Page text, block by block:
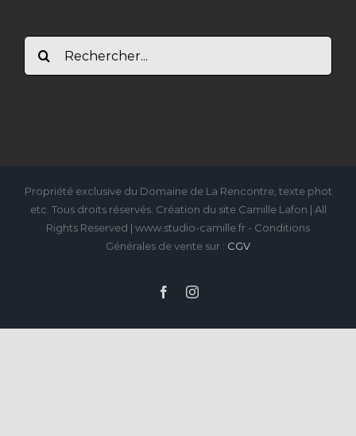
Propriété exclusive du Domaine de La Rencontre, texte phot
etc. Tous droits réservés. Création du site Camille Lafon | All
Rights Reserved | www.studio-camille.fr - Conditions
Générales de vente sur : CGV
FacebookInstagram